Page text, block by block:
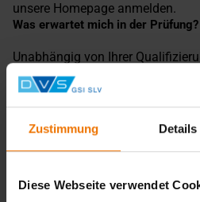
Zustimmung Details
Diese Webseite verwendet
unsere Homepage anmelden.
Was erwartet mich in der Prüfung?
Unabhängig von Ihrer
Prüfstück (Schweißnaht) und
Ergebnisse. Außerdem werten Sie
Schweißverbindungen und
Welche Voraussetzung muss ich
Zertifizierungsstelle des TÜV Nord